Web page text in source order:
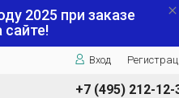
2025 при заказе
сайте!
Вход
+7 (495) 212-12-